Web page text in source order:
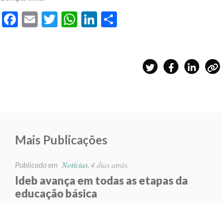
Facebook
EmailTwitterWhatsApp
LinkedIn
Mais Publicações
Publicado em Notícias, 4 dias atrás.
Ideb avança em todas as etapas da
educação básica